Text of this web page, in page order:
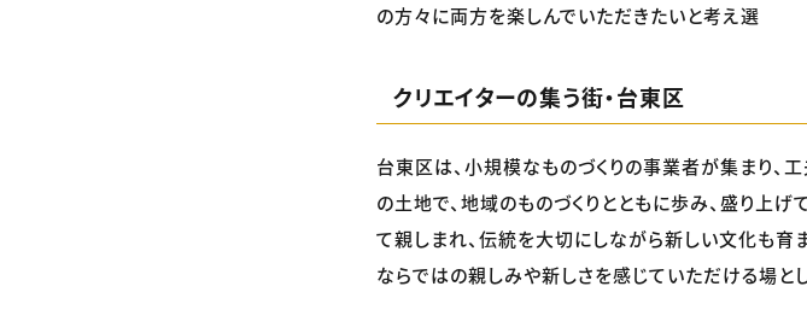
の方々に両方を楽しんでいただきたいと考え選
クリエイターの集う街・台東区
台東区は、小規模なものづくりの事業者が集まり、
の土地で、地域のものづくりとともに歩み、盛り上
て親しまれ、伝統を大切にしながら新しい文化も
ならではの親しみや新しさを感じていただける場と